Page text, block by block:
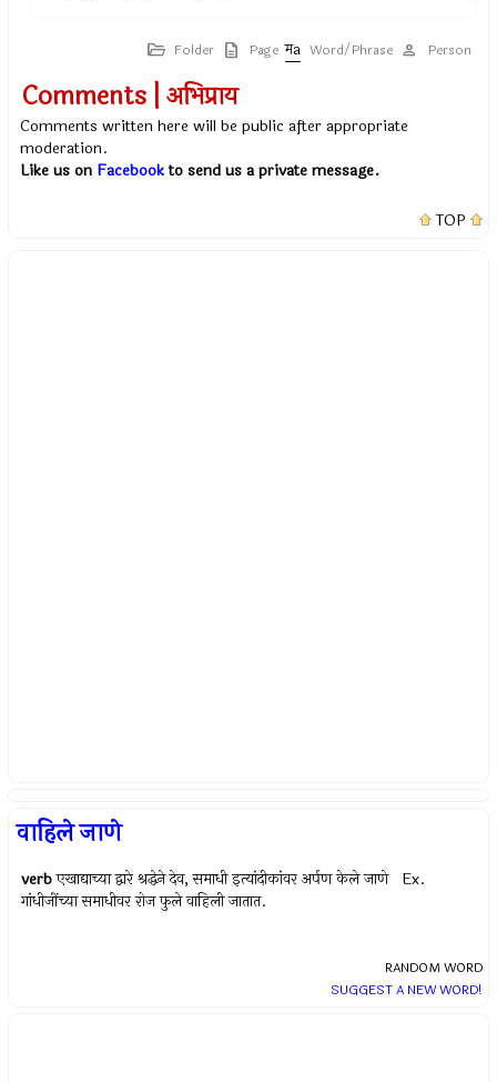
Folder Page Word/Phrase Person
Comments | अभिप्राय
Comments written here will be public after appropriate
moderation.
Like us on Facebookto send us a private message.
TOP
वाहिले जाणे
verb एखाद्याच्या द्वारे श्रद्धेने देव, समाधी इत्यांदीकांवर अर्पण केले जाणे Ex.
गांधीजींच्या समाधीवर रोज फुले वाहिली जातात.
RANDOM WORD
SUGGEST A NEW WORD!